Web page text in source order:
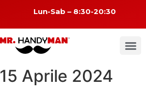
Lun-Sab – 8:30-20:30
15 Aprile 2024